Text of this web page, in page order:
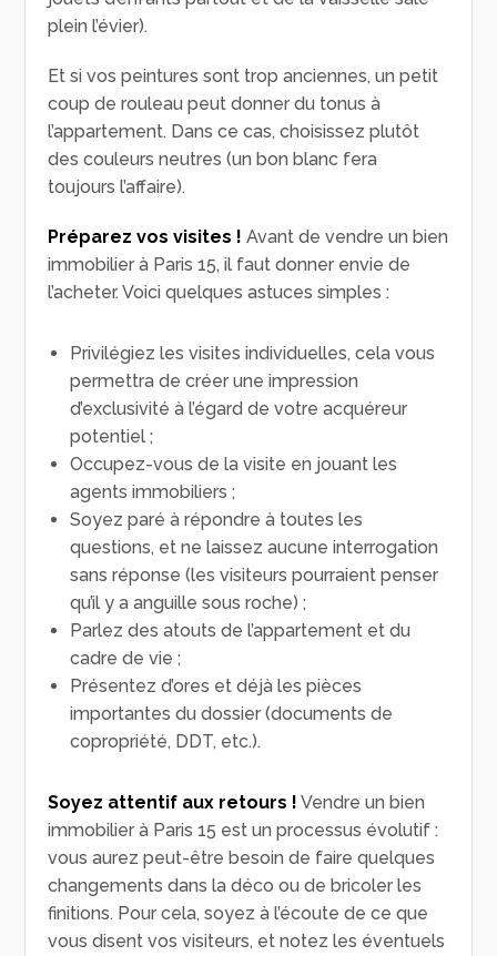
plein l’évier).
Et si vos peintures sont trop anciennes, un petit
coup de rouleau peut donner du tonus à
l’appartement. Dans ce cas, choisissez plutôt
des couleurs neutres (un bon blanc fera
toujours l’affaire).
Préparez vos visites ! Avant de vendre un bien
immobilier à Paris 15, il faut donner envie de
l’acheter. Voici quelques astuces simples :
Privilégiez les visites individuelles, cela vous
permettra de créer une impression
d’exclusivité à l’égard de votre acquéreur
potentiel ;
Occupez-vous de la visite en jouant les
agents immobiliers ;
Soyez paré à répondre à toutes les
questions, et ne laissez aucune interrogation
sans réponse (les visiteurs pourraient penser
qu’il y a anguille sous roche) ;
Parlez des atouts de l’appartement et du
cadre de vie ;
Présentez d’ores et déjà les pièces
importantes du dossier (documents de
copropriété, DDT, etc.).
Soyez attentif aux retours ! Vendre un bien
immobilier à Paris 15 est un processus évolutif :
vous aurez peut-être besoin de faire quelques
changements dans la déco ou de bricoler les
finitions. Pour cela, soyez à l’écoute de ce que
vous disent vos visiteurs, et notez les éventuels